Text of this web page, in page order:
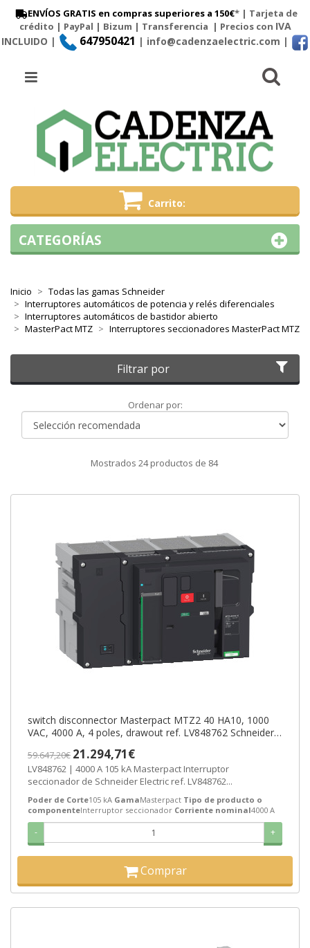
ENVÍOS GRATIS en compras superiores a 150€* | Tarjeta de
crédito | PayPal | Bizum | Transferencia | Precios con IVA
INCLUIDO |
647950421 | info@cadenzaelectric.com |
Carrito
Menú
Inicio
Todas las gamas Schneider
Interruptores automáticos de potencia y relés diferenciales
Interruptores automáticos de bastidor abierto
MasterPact MTZ
Interruptores seccionadores MasterPact MTZ
Filtrar por
Ordenar por:Ordenar
Mostrados 24productos de 84
switch disconnector Masterpact MTZ2 40 HA10, 1000
VAC, 4000 A, 4 poles, drawout ref. LV848762 Schneider
59.647,20€ 21.294,71€
LV848762 | 4000 A 105 kA Masterpact Interruptor
seccionador de Schneider Electric ref. LV848762...
Poder de Corte105 kA GamaMasterpact Tipo de producto o
componenteInterruptor seccionador Corriente nominal4000 A
- +
Comprar
CATEGORÍAS